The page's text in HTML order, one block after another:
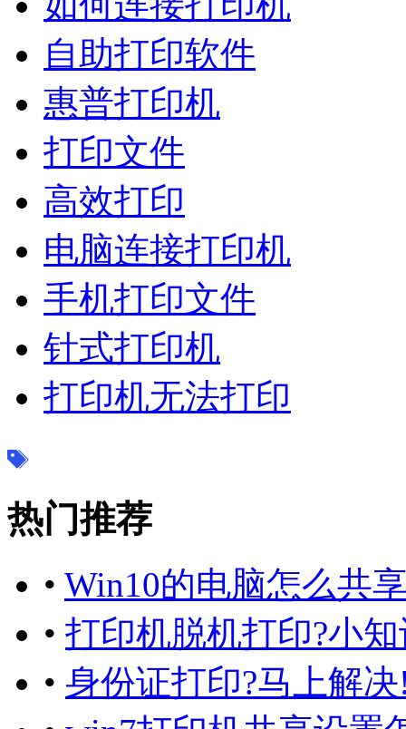
自助打印软件
惠普打印机
打印文件
高效打印
电脑连接打印机
手机打印文件
针式打印机
打印机无法打印
热门推荐
• Win10的电脑怎么共
• 打印机脱机打印?小
• 身份证打印?马上解